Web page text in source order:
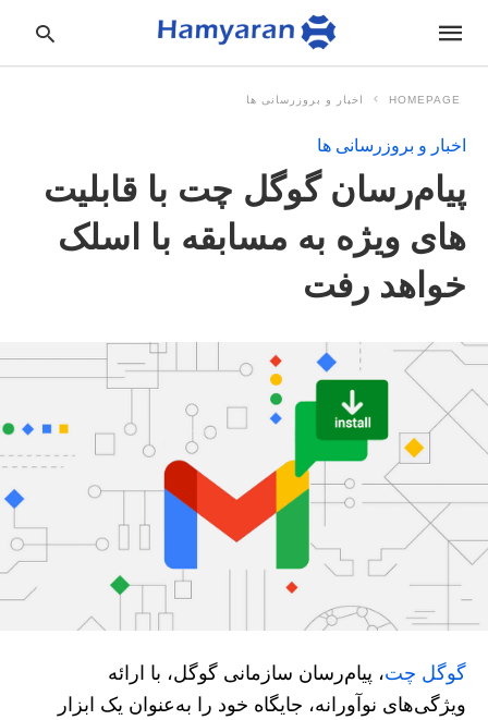
HOMEPAGE اخبار و بروزرسانی ها
اخبار و بروزرسانی ها
پیام‌رسان گوگل چت با قابلیت
های ویژه به مسابقه با اسلک
خواهد رفت
گوگل چت، پیام‌رسان سازمانی گوگل، با ارائه
ویژگی‌های نوآورانه، جایگاه خود را به‌عنوان یک ابزار